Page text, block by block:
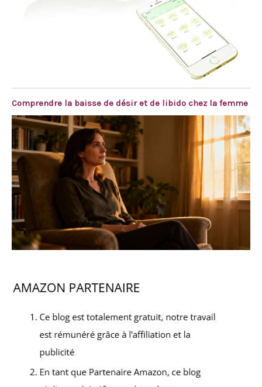
Comprendre la baisse de désir et de libido chez la femme